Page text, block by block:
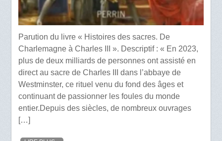
Parution du livre « Histoires des sacres. De
Charlemagne à Charles III ». Descriptif : « En 2023,
plus de deux milliards de personnes ont assisté en
direct au sacre de Charles III dans l’abbaye de
Westminster, ce rituel venu du fond des âges et
continuant de passionner les foules du monde
entier.Depuis des siècles, de nombreux ouvrages
[…]